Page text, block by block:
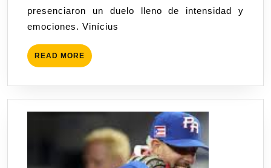
presenciaron un duelo lleno de intensidad y
emociones. Vinícius
READ MORE